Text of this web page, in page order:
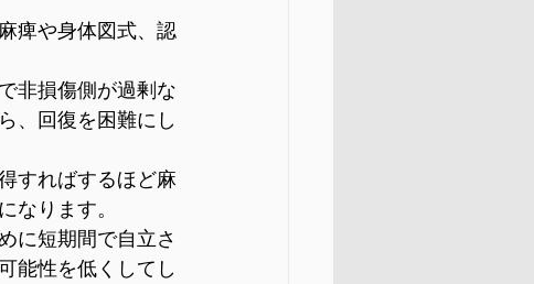
痺や身体図式、認
非損傷側が過剰な
、回復を困難にし
すればするほど麻
なります。
に短期間で自立さ
能性を低くしてし